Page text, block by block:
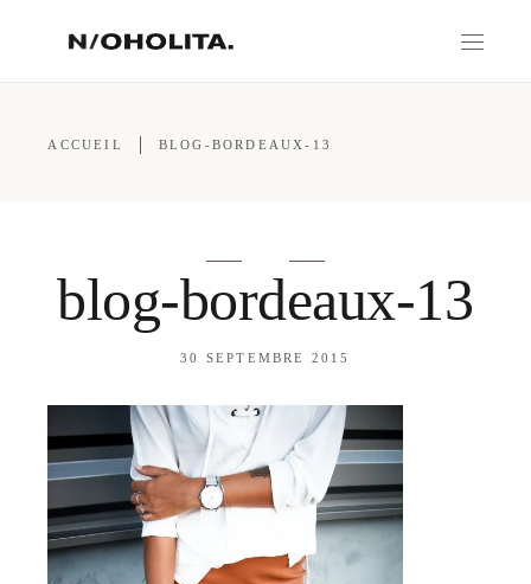
ACCUEIL BLOG-BORDEAUX-13
blog-bordeaux-13
30 SEPTEMBRE 2015